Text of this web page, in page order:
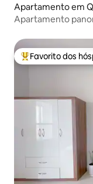
Apartamento em
Apartamento
Favoritos dos
Favorito dos